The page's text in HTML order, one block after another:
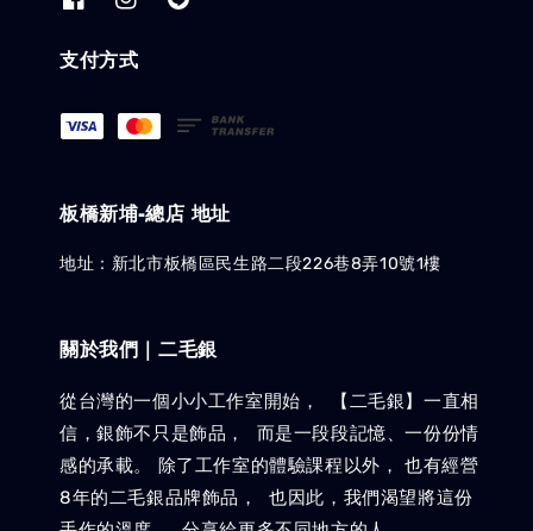
支付方式
板橋新埔-總店 地址
地址：新北市板橋區民生路二段226巷8弄10號1樓
關於我們｜二毛銀
從台灣的一個小小工作室開始， 【二毛銀】一直相
信，銀飾不只是飾品， 而是一段段記憶、一份份情
感的承載。 除了工作室的體驗課程以外， 也有經營
8年的二毛銀品牌飾品， 也因此，我們渴望將這份